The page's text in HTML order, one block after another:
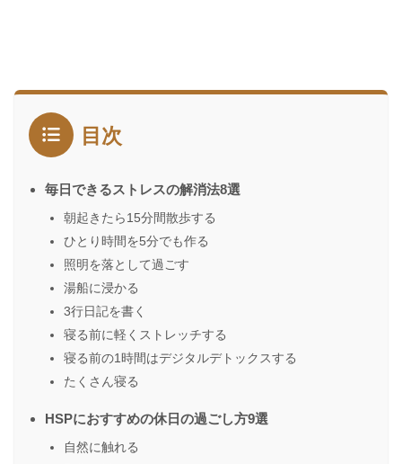
目次
毎日できるストレスの解消法8選
朝起きたら15分間散歩する
ひとり時間を5分でも作る
照明を落として過ごす
湯船に浸かる
3行日記を書く
寝る前に軽くストレッチする
寝る前の1時間はデジタルデトックスする
たくさん寝る
HSPにおすすめの休日の過ごし方9選
自然に触れる